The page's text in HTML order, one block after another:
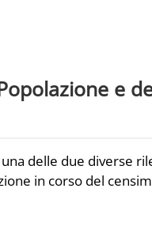
e
delle due diverse
in corso del